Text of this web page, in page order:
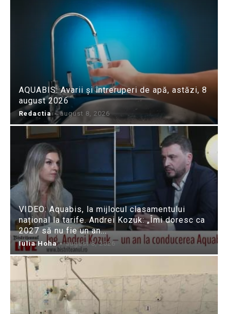
AQUABIS: Avarii și întreruperi de apă, astăzi, 8
august 2026
Redactia - august 8, 2026
VIDEO: Aquabis, la mijlocul clasamentului
național la tarife. Andrei Kozuk: „Îmi doresc ca
2027 să nu fie un an...
Iulia Hoha - august 8, 2026